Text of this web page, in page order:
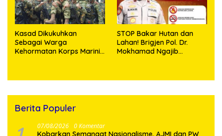
Kasad Dikukuhkan
Sebagai Warga
Kehormatan Korps Marinir
STOP Bakar Hutan dan
Lahan! Brigjen Pol. Dr.
Mokhamad Ngajib
Berita Populer
07/08/2026 0 Komentar